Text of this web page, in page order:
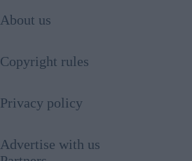
About us
Copyright rules
Privacy policy
Advertise with us